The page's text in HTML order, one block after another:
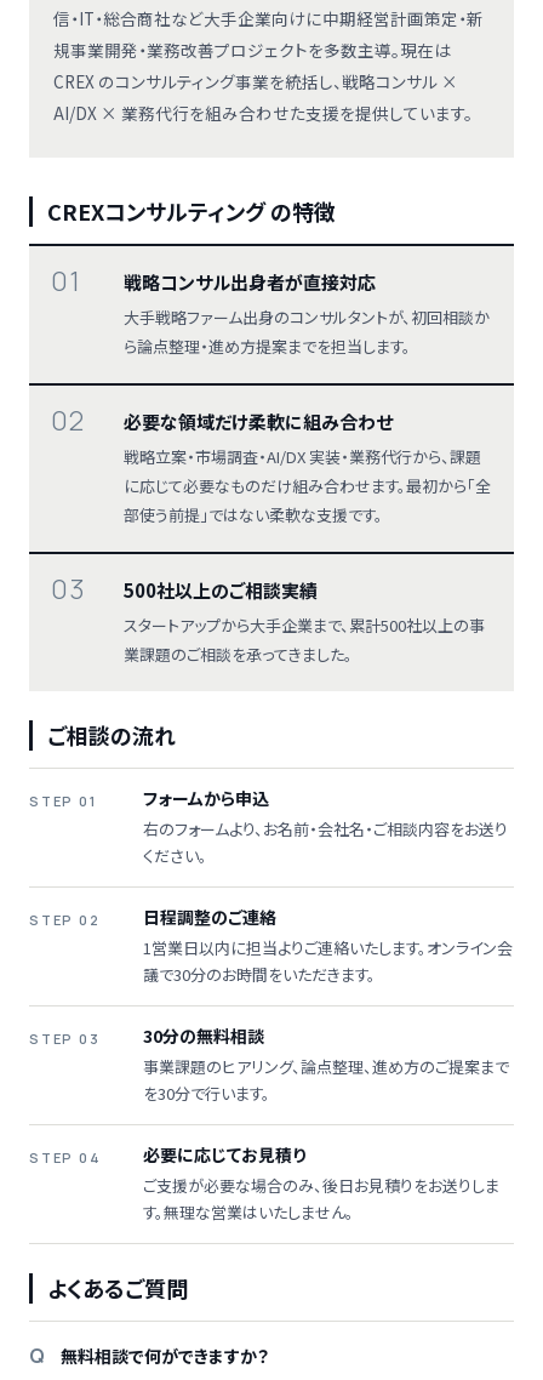
信・IT・総合商社など大手企業向けに中期経営計画策定・新
規事業開発・業務改善プロジェクトを多数主導。現在は
CREX のコンサルティング事業を統括し、戦略コンサル ×
AI/DX × 業務代行を組み合わせた支援を提供しています。
CREXコンサルティング の特徴
01 戦略コンサル出身者が直接対応
大手戦略ファーム出身のコンサルタントが、初回相談か
ら論点整理・進め方提案までを担当します。
02 必要な領域だけ柔軟に組み合わせ
戦略立案・市場調査・AI/DX 実装・業務代行から、課題
に応じて必要なものだけ組み合わせます。最初から「全
部使う前提」ではない柔軟な支援です。
03 500社以上のご相談実績
スタートアップから大手企業まで、累計500社以上の事
業課題のご相談を承ってきました。
ご相談の流れ
STEP 01 フォームから申込
右のフォームより、お名前・会社名・ご相談内容をお送り
ください。
STEP 02 日程調整のご連絡
1営業日以内に担当よりご連絡いたします。オンライン会
議で30分のお時間をいただきます。
STEP 03 30分の無料相談
事業課題のヒアリング、論点整理、進め方のご提案まで
を30分で行います。
STEP 04 必要に応じてお見積り
ご支援が必要な場合のみ、後日お見積りをお送りしま
す。無理な営業はいたしません。
よくあるご質問
無料相談で何ができますか？